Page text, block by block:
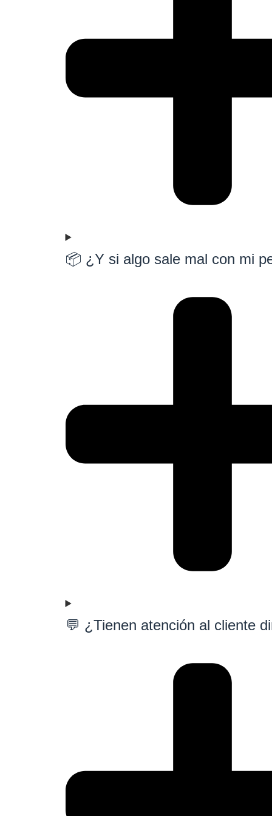
📦 ¿Y si algo sale mal con mi
💬 ¿Tienen atención al cliente